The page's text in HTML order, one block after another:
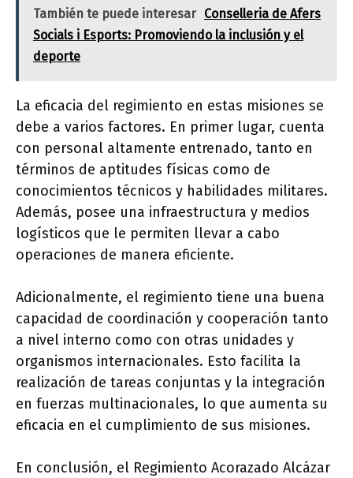
También te puede interesar Conselleria de Afers
Socials i Esports: Promoviendo la inclusión y el
deporte
La eficacia del regimiento en estas misiones se
debe a varios factores. En primer lugar, cuenta
con personal altamente entrenado, tanto en
términos de aptitudes físicas como de
conocimientos técnicos y habilidades militares.
Además, posee una infraestructura y medios
logísticos que le permiten llevar a cabo
operaciones de manera eficiente.
Adicionalmente, el regimiento tiene una buena
capacidad de coordinación y cooperación tanto
a nivel interno como con otras unidades y
organismos internacionales. Esto facilita la
realización de tareas conjuntas y la integración
en fuerzas multinacionales, lo que aumenta su
eficacia en el cumplimiento de sus misiones.
En conclusión, el Regimiento Acorazado Alcázar